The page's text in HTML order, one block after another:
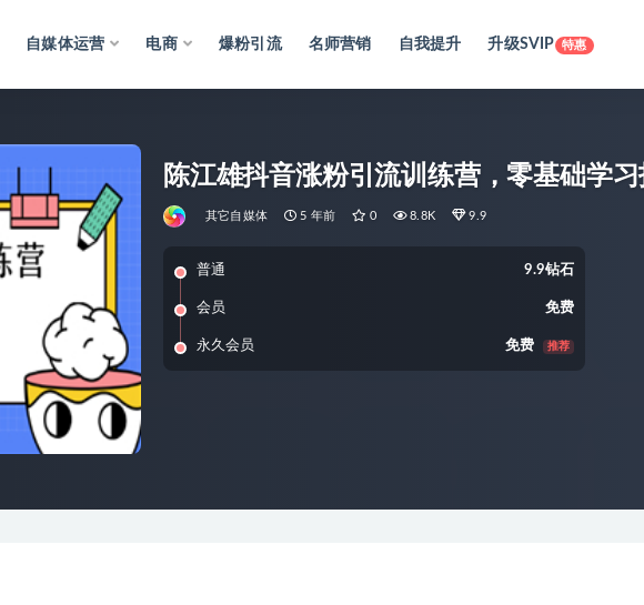
自媒体运营 电商 爆粉引流 名师营销 自我提升 升级SVIP 特惠
陈江雄抖音涨粉引流训练营，零基础学
其它自媒体 5 年前 0 8.8K 9.9
普通 9.9钻石
会员 免费
永久会员 免费 推荐